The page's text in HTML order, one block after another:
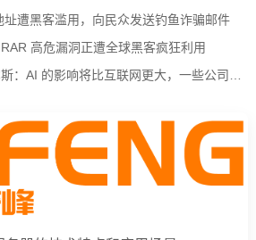
址遭黑客滥用，向民众发送钓鱼诈骗邮件
高危漏洞正遭全球黑客疯狂利用